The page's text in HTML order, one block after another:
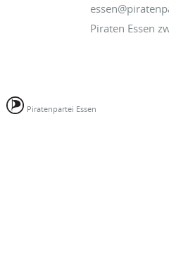
Piraten Essen
Piratenpartei Essen